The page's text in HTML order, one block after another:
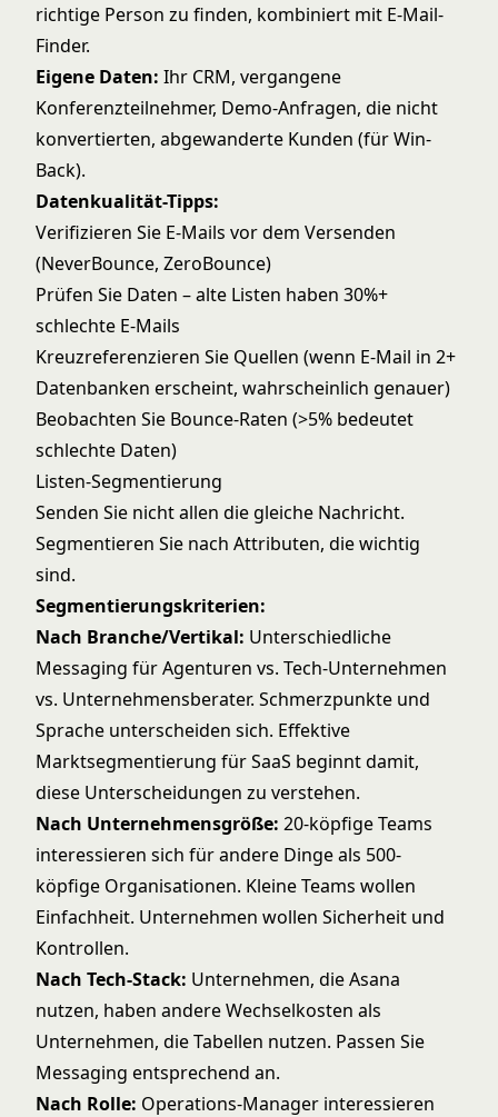
richtige Person zu finden, kombiniert mit E-Mail-
Finder.
Eigene Daten: Ihr CRM, vergangene
Konferenzteilnehmer, Demo-Anfragen, die nicht
konvertierten, abgewanderte Kunden (für Win-
Back).
Datenkualität-Tipps:
Verifizieren Sie E-Mails vor dem Versenden
(NeverBounce, ZeroBounce)
Prüfen Sie Daten – alte Listen haben 30%+
schlechte E-Mails
Kreuzreferenzieren Sie Quellen (wenn E-Mail in 2+
Datenbanken erscheint, wahrscheinlich genauer)
Beobachten Sie Bounce-Raten (>5% bedeutet
schlechte Daten)
Listen-Segmentierung
Senden Sie nicht allen die gleiche Nachricht.
Segmentieren Sie nach Attributen, die wichtig
sind.
Segmentierungskriterien:
Nach Branche/Vertikal: Unterschiedliche
Messaging für Agenturen vs. Tech-Unternehmen
vs. Unternehmensberater. Schmerzpunkte und
Sprache unterscheiden sich. Effektive
Marktsegmentierung für SaaS beginnt damit,
diese Unterscheidungen zu verstehen.
Nach Unternehmensgröße: 20-köpfige Teams
interessieren sich für andere Dinge als 500-
köpfige Organisationen. Kleine Teams wollen
Einfachheit. Unternehmen wollen Sicherheit und
Kontrollen.
Nach Tech-Stack: Unternehmen, die Asana
nutzen, haben andere Wechselkosten als
Unternehmen, die Tabellen nutzen. Passen Sie
Messaging entsprechend an.
Nach Rolle: Operations-Manager interessieren